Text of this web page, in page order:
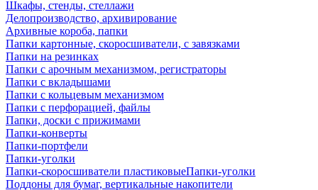
Шкафы, стенды, стеллажи
Делопроизводство, архивирование
Архивные короба, папки
Папки картонные, скоросшиватели, с завязками
Папки на резинках
Папки с арочным механизмом, регистраторы
Папки с вкладышами
Папки с кольцевым механизмом
Папки с перфорацией, файлы
Папки, доски с прижимами
Папки-конверты
Папки-портфели
Папки-уголки
Папки-скоросшиватели пластиковыеПапки-уголки
Поддоны для бумаг, вертикальные накопители